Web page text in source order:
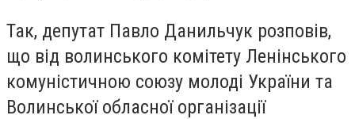
Так, депутат Павло Данильчук розповів,
що від волинського комітету Ленінського
комуністичною союзу молоді України та
Волинської обласної організації